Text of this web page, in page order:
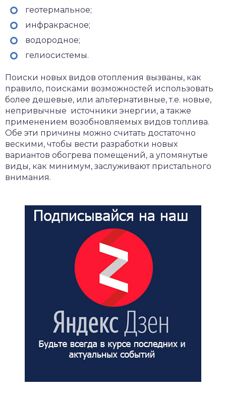
геотермальное;
инфракрасное;
водородное;
гелиосистемы.
Поиски новых видов отопления вызваны, как
правило, поисками возможностей использовать
более дешевые, или альтернативные, т.е. новые,
непривычные источники энергии, а также
применением возобновляемых видов топлива.
Обе эти причины можно считать достаточно
вескими, чтобы вести разработки новых
вариантов обогрева помещений, а упомянутые
виды, как минимум, заслуживают пристального
внимания.